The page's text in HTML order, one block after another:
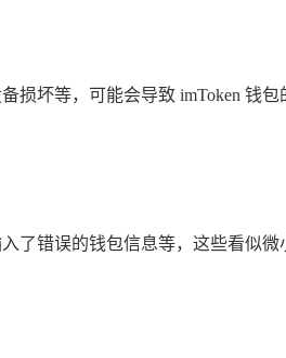
损坏等，可能会导致 imToken 钱
错误的钱包信息等，这些看似